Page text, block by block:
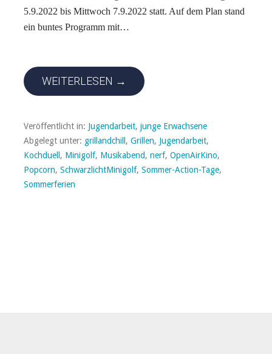
5.9.2022 bis Mittwoch 7.9.2022 statt. Auf dem Plan stand
ein buntes Programm mit…
WEITERLESEN →
Veröffentlicht in: Jugendarbeit, junge Erwachsene
Abgelegt unter: grillandchill , Grillen, Jugendarbeit,
Kochduell , Minigolf, Musikabend, nerf, OpenAirKino,
Popcorn, SchwarzlichtMinigolf, Sommer-Action-Tage,
Sommerferien